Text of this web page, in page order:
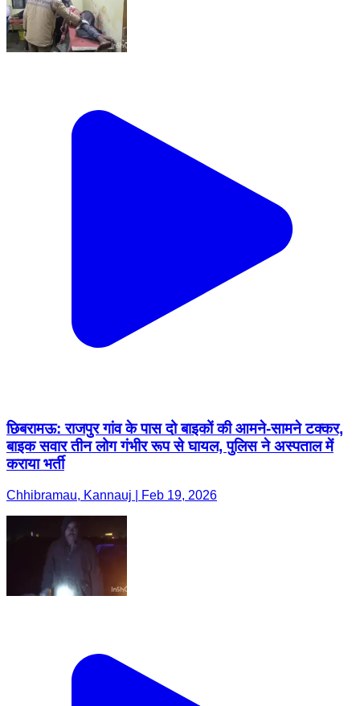
छिबरामऊ: राजपुर गांव के पास दो बाइकों की आमने-सामने टक्कर,
बाइक सवार तीन लोग गंभीर रूप से घायल, पुलिस ने अस्पताल में
कराया भर्ती
Chhibramau, Kannauj | Feb 19, 2026